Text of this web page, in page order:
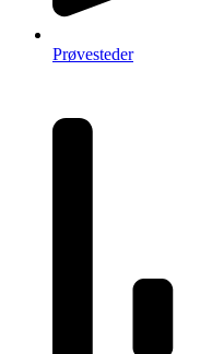
Prøvesteder